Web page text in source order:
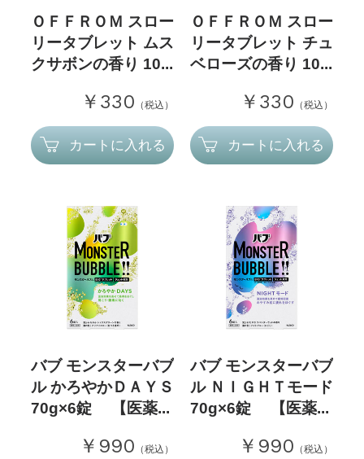
ＯＦＦＲＯＭ スロー
リータブレット ムス
クサボンの香り 10...
￥330 （税込）
カートに入れる
ＯＦＦＲＯＭ スロー
リータブレット チュ
ベローズの香り 10...
￥330 （税込）
カートに入れる
バブ モンスターバブ
ル かろやかＤＡＹＳ
70g×6錠 【医薬...
￥990 （税込）
バブ モンスターバブ
ル ＮＩＧＨＴモード
70g×6錠 【医薬...
￥990 （税込）